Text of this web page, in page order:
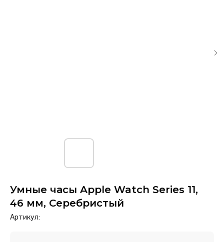
Умные часы Apple Watch Series 11,
46 мм, Серебристый
Артикул: